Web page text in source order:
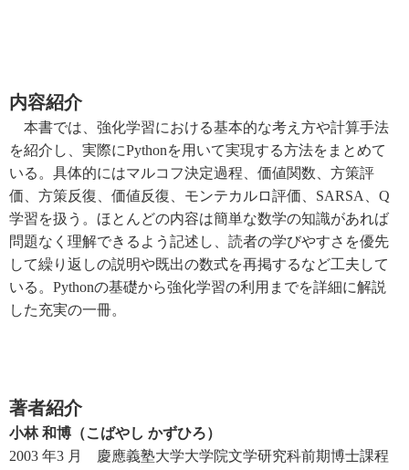
内容紹介
本書では、強化学習における基本的な考え方や計算手法
を紹介し、実際にPythonを用いて実現する方法をまとめて
いる。具体的にはマルコフ決定過程、価値関数、方策評
価、方策反復、価値反復、モンテカルロ評価、SARSA、Q
学習を扱う。ほとんどの内容は簡単な数学の知識があれば
問題なく理解できるよう記述し、読者の学びやすさを優先
して繰り返しの説明や既出の数式を再掲するなど工夫して
いる。Pythonの基礎から強化学習の利用までを詳細に解説
した充実の一冊。
著者紹介
小林 和博（こばやし かずひろ）
2003 年3 月 慶應義塾大学大学院文学研究科前期博士課程